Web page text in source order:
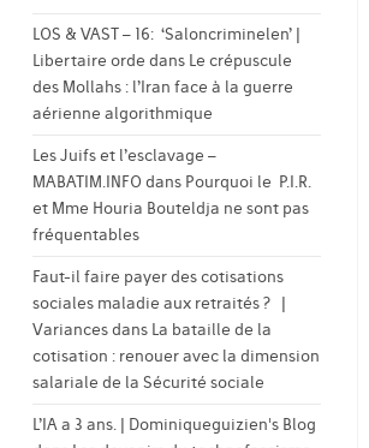
LOS & VAST – 16: ‘Saloncriminelen’ |
Libertaire orde dans Le crépuscule
des Mollahs : l’Iran face à la guerre
aérienne algorithmique
Les Juifs et l’esclavage –
MABATIM.INFO dans Pourquoi le P.I.R.
et Mme Houria Bouteldja ne sont pas
fréquentables
Faut-il faire payer des cotisations
sociales maladie aux retraités ? |
Variancesdans La bataille de la
cotisation : renouer avec la dimension
salariale de la Sécurité sociale
L’IA a 3 ans. | Dominiqueguizien's Blog